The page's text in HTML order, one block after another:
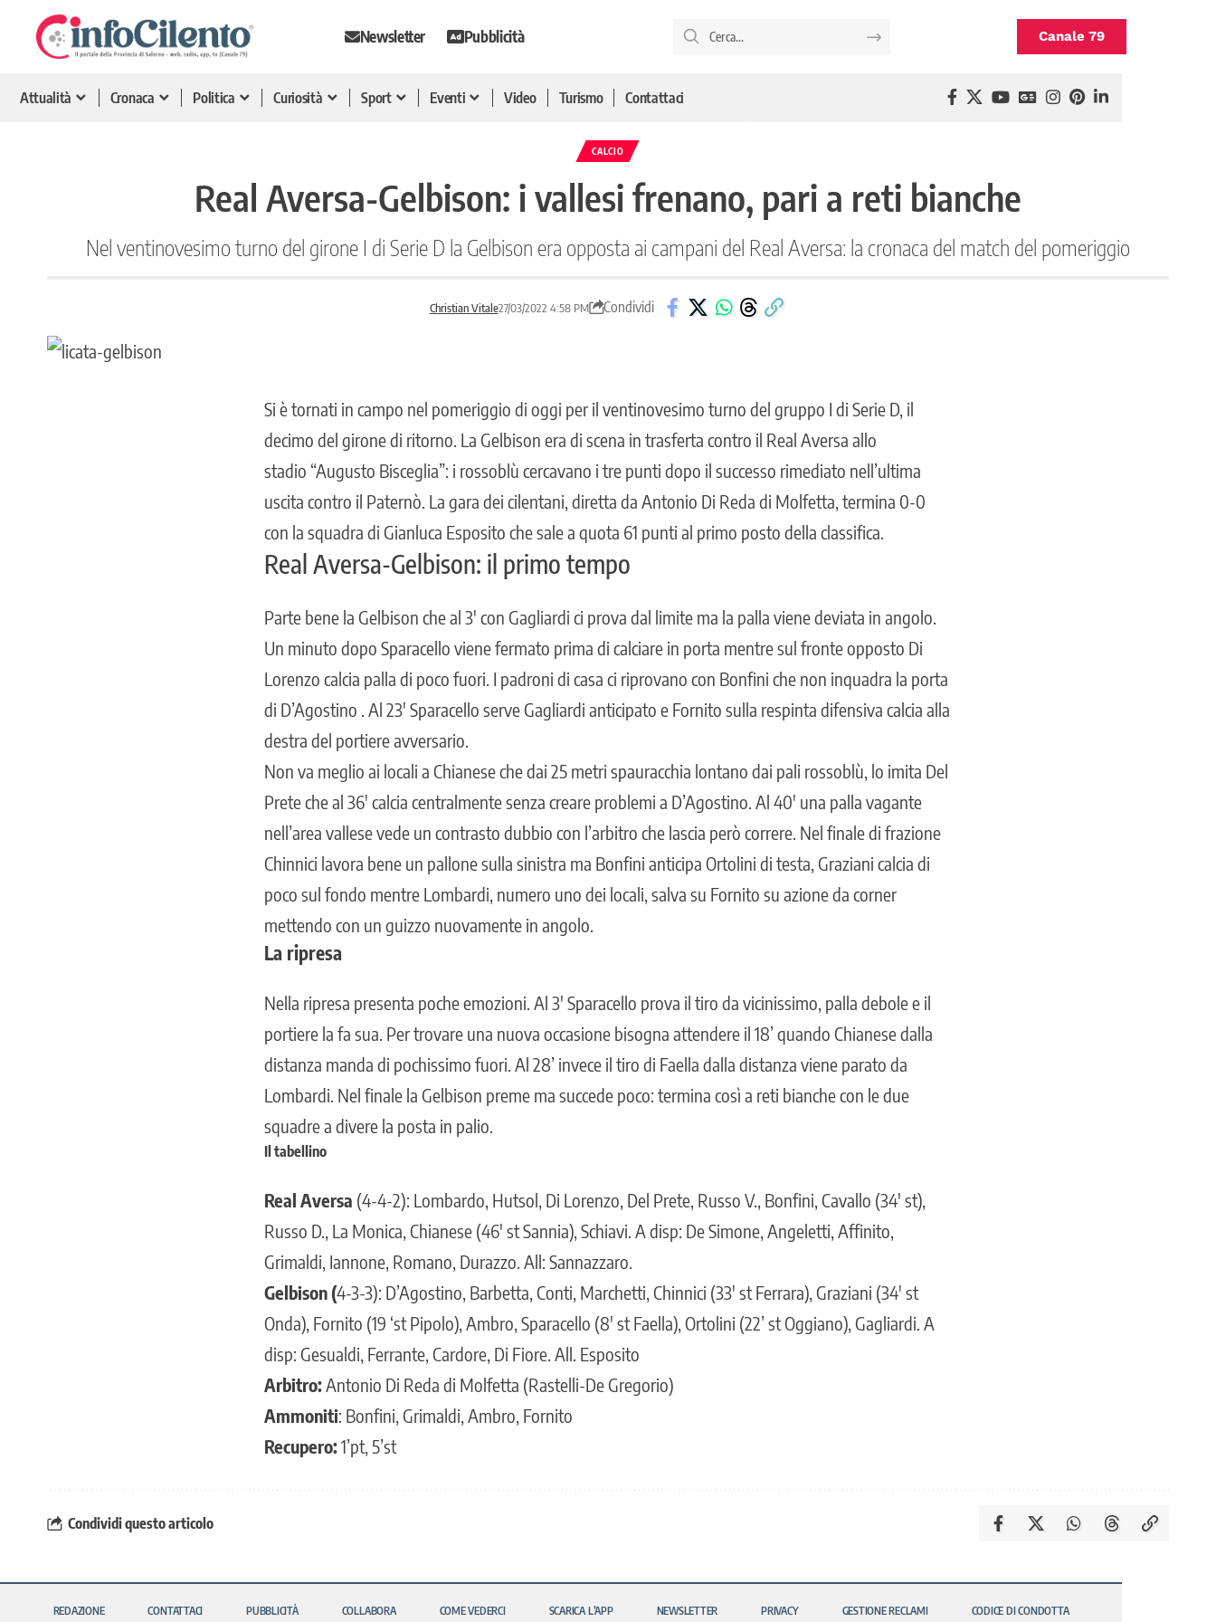
Newsletter Pubblicità Canale 79
Attualità Cronaca Politica Curiosità Sport Eventi Video Turismo Contattaci
CALCIO
Real Aversa-Gelbison: i vallesi frenano, pari a reti bianche
Nel ventinovesimo turno del girone I di Serie D la Gelbison era opposta ai campani del Real Aversa: la cronaca del match del pomeriggio
Christian Vitale27/03/2022 4:58 PM Condividi
Si è tornati in campo nel pomeriggio di oggi per il ventinovesimo turno del gruppo I di Serie D, il
decimo del girone di ritorno. La Gelbison era di scena in trasferta contro il Real Aversa allo
stadio “Augusto Bisceglia”: i rossoblù cercavano i tre punti dopo il successo rimediato nell’ultima
uscita contro il Paternò La gara dei cilentani , diretta da Antonio Di Reda di Molfetta, termina 0-0
con la squadra di Gianluca Esposito che sale a quota 61 punti al primo posto della classifica.
Real Aversa-Gelbison: il primo tempo
Parte bene la Gelbison che al 3′ con Gagliardi ci prova dal limite ma la palla viene deviata in angolo.
Un minuto dopo Sparacello viene fermato prima di calciare in porta mentre sul fronte opposto Di
Lorenzo calcia palla di poco fuori. I padroni di casa ci riprovano con Bonfini che non inquadra la porta
di D’Agostino . Al 23′ Sparacello serve Gagliardi anticipato e Fornito sulla respinta difensiva calcia alla
destra del portiere avversario.
Non va meglio ai locali a Chianese che dai 25 metri spauracchia lontano dai pali rossoblù, lo imita Del
Prete che al 36′ calcia centralmente senza creare problemi a D’Agostino. Al 40′ una palla vagante
nell’area vallese vede un contrasto dubbio con l’arbitro che lascia però correre. Nel finale di frazione
Chinnici lavora bene un pallone sulla sinistra ma Bonfini anticipa Ortolini di testa, Graziani calcia di
poco sul fondo mentre Lombardi, numero uno dei locali, salva su Fornito su azione da corner
mettendo con un guizzo nuovamente in angolo.
La ripresa
Nella ripresa presenta poche emozioni. Al 3′ Sparacello prova il tiro da vicinissimo, palla debole e il
portiere la fa sua. Per trovare una nuova occasione bisogna attendere il 18’ quando Chianese dalla
distanza manda di pochissimo fuori. Al 28’ invece il tiro di Faella dalla distanza viene parato da
Lombardi. Nel finale la Gelbison preme ma succede poco: termina così a reti bianche con le due
squadre a divere la posta in palio.
Il tabellino
Real Aversa (4-4-2): Lombardo, Hutsol, Di Lorenzo, Del Prete, Russo V., Bonfini, Cavallo (34′ st),
Russo D., La Monica, Chianese (46′ st Sannia), Schiavi. A disp: De Simone, Angeletti, Affinito,
Grimaldi, Iannone, Romano, Durazzo. All: Sannazzaro.
Gelbison (4-3-3): D’Agostino, Barbetta, Conti, Marchetti, Chinnici (33′ st Ferrara), Graziani (34′ st
Onda), Fornito (19 ‘st Pipolo), Ambro, Sparacello (8′ st Faella), Ortolini (22’ st Oggiano), Gagliardi. A
disp: Gesualdi, Ferrante, Cardore, Di Fiore. All. Esposito
Arbitro:Antonio Di Reda di Molfetta (Rastelli-De Gregorio)
Ammoniti: Bonfini, Grimaldi, Ambro, Fornito
Recupero:1’pt, 5’st
Condividi questo articolo
REDAZIONE CONTATTACI PUBBLICITÀ COLLABORA COME VEDERCI SCARICA L’APP NEWSLETTER PRIVACY GESTIONE RECLAMI CODICE DI CONDOTTA